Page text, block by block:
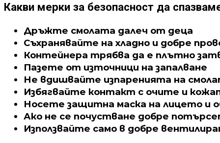
Какви мерки за безопасност да
Дръжте смолата далеч от деца
Съхранявайте на хладно и добре
Контейнера трябва да е плътно
Пазете от източници на запалване
Не вдишвайте изпаренията на
Избягвайте контакт с очите и
Носете защитна маска на лицето и
Ако не се почустване добре
Използвайте само в добре